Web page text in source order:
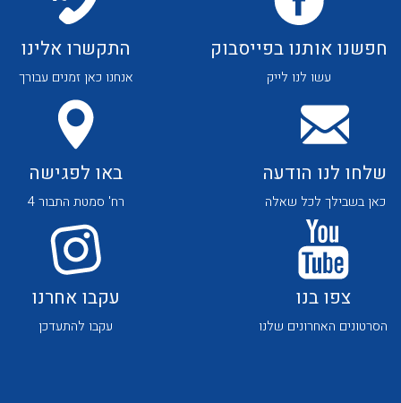
לכל מוצרי היצרן לכל מוצרי היצרן
לכל מוצרי היצרן לכל מוצרי היצרן
חפשנו אותנו בפייסבוק
עשו לנו לייק
התקשרו אלינו
אנחנו כאן זמנים עבורך
שלחו לנו הודעה
כאן בשבילך לכל שאלה
באו לפגישה
רח' סמטת התבור 4
צפו בנו
הסרטונים האחרונים שלנו
עקבו אחרנו
עקבו להתעדכן